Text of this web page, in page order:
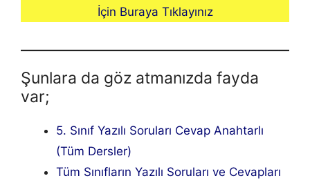
İçin Buraya Tıklayınız
Şunlara da göz atmanızda fayda
var;
5. Sınıf Yazılı Soruları Cevap Anahtarlı
(Tüm Dersler)
Tüm Sınıfların Yazılı Soruları ve Cevapları